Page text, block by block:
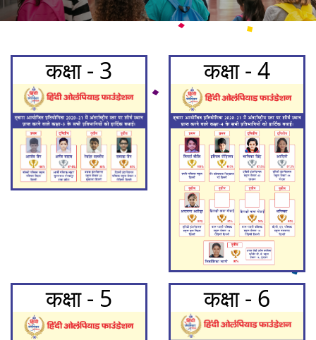
कक्षा - 3 कक्षा - 4
कक्षा - 5 कक्षा - 6